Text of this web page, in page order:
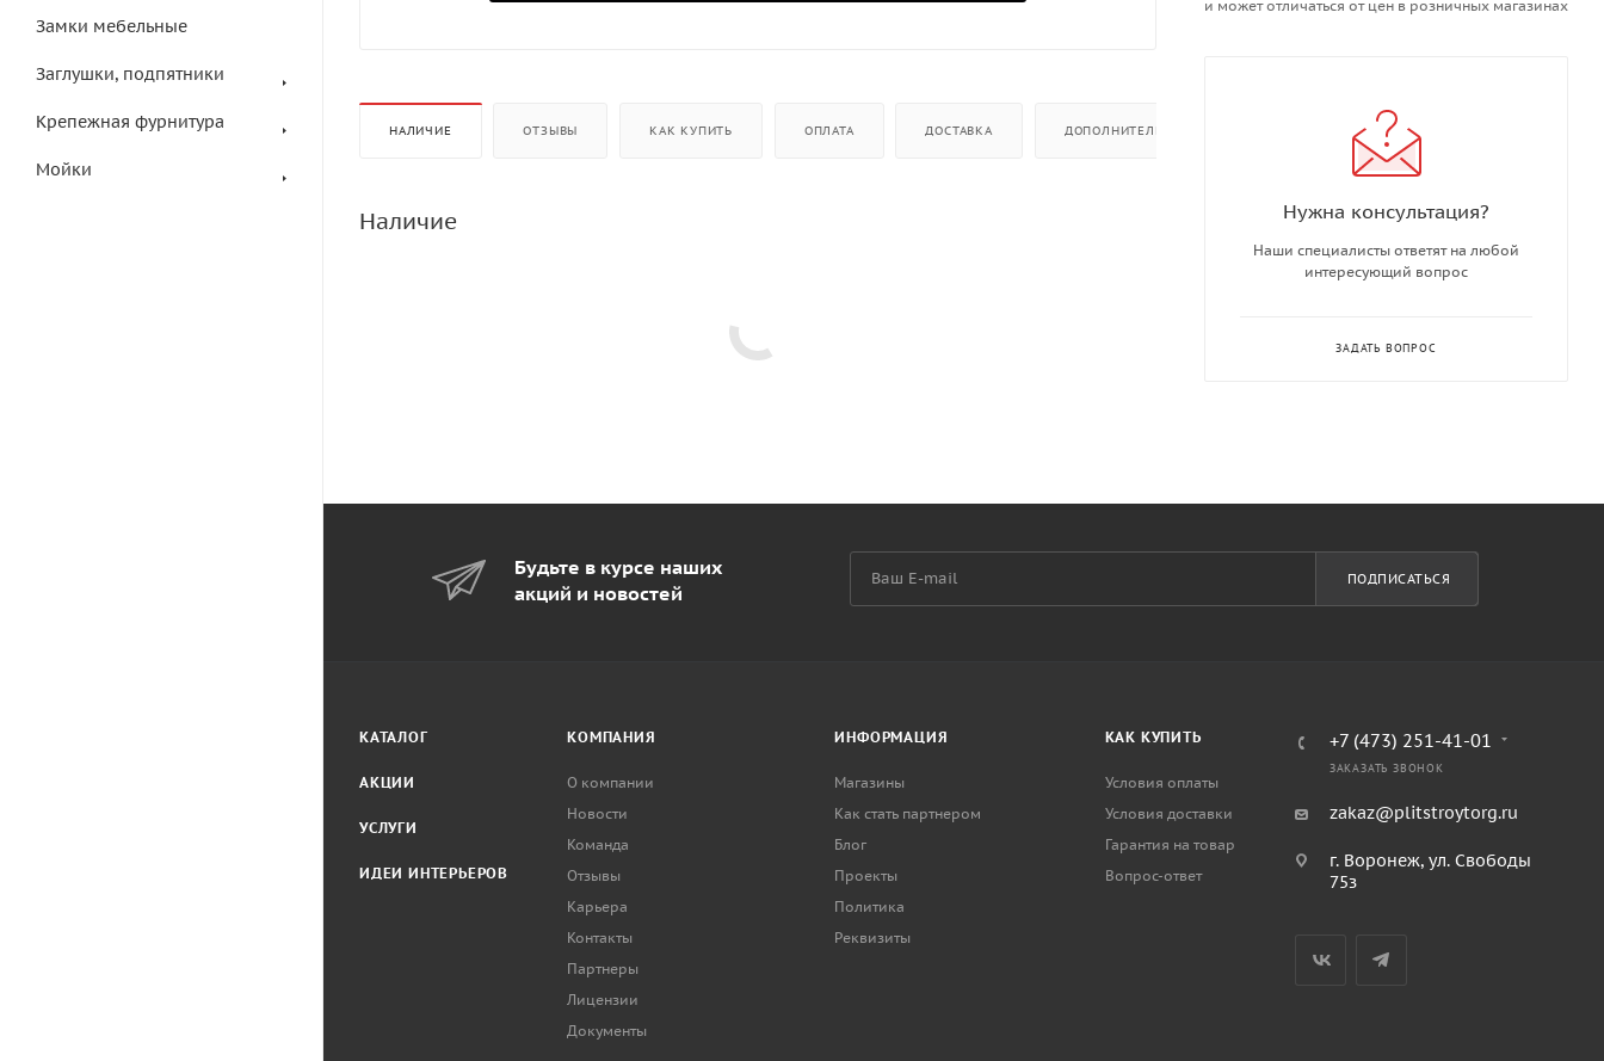
Замки мебельные
Заглушки, подпятники
Крепежная фурнитура
Мойки
НАЛИЧИЕ ОТЗЫВЫ КАК КУПИТЬ ОПЛАТА ДОСТАВКА ДОПОЛНИТЕЛЬНО
Наличие
и может отличаться от цен в розничных магазинах
Нужна консультация?
Наши специалисты ответят на любой
интересующий вопрос
ЗАДАТЬ ВОПРОС
Будьте в курсе наших
акций и новостей
ПОДПИСАТЬСЯ
КАТАЛОГ
АКЦИИ
УСЛУГИ
ИДЕИ ИНТЕРЬЕРОВ
КОМПАНИЯ
О компании
Новости
Команда
Отзывы
Карьера
Контакты
Партнеры
Лицензии
Документы
ИНФОРМАЦИЯ
Магазины
Как стать партнером
Блог
Проекты
Политика
Реквизиты
КАК КУПИТЬ
Условия оплаты
Условия доставки
Гарантия на товар
Вопрос-ответ
+7 (473) 251-41-01
ЗАКАЗАТЬ ЗВОНОК
zakaz@plitstroytorg.ru
г. Воронеж, ул. Свободы
75з